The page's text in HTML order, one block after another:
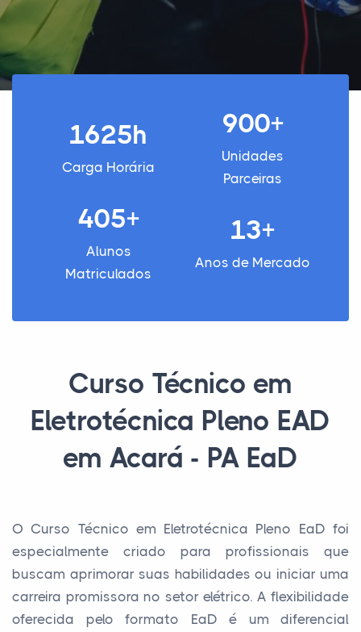
1625h
Carga Horária
900+
Unidades
Parceiras
405+
Alunos
Matriculados
13+
Anos de Mercado
Curso Técnico em
Eletrotécnica Pleno EAD
em Acará - PA EaD
O Curso Técnico em Eletrotécnica Pleno EaD foi
especialmente criado para profissionais que
buscam aprimorar suas habilidades ou iniciar uma
carreira promissora no setor elétrico. A flexibilidade
oferecida pelo formato EaD é um diferencial